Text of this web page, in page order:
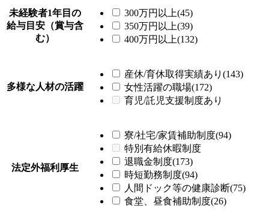
未経験者1年目の
給与目安（賞与含
む）
300万円以上(45)
350万円以上(39)
400万円以上(132)
多様な人材の活躍
産休/育休取得実績あり(143)
女性活躍の職場(172)
育児/託児支援制度あり
法定外福利厚生
寮/社宅/家賃補助制度(94)
特別有給休暇制度
退職金制度(173)
時短勤務制度(94)
人間ドック等の健康診断(75)
食堂、昼食補助制度(26)